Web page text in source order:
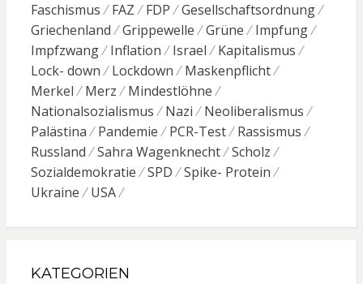
Faschismus
FAZ FDP
Gesellschaftsordnung
Griechenland
Grippewelle Grüne
Impfung
Impfzwang
Inflation Israel
Kapitalismus
Lock- down
Lockdown
Maskenpflicht
Merkel
Merz
Mindestlöhne
Nationalsozialismus
Nazi
Neoliberalismus
Palästina
Pandemie PCR-Test
Rassismus
Russland
Sahra Wagenknecht
Scholz
Sozialdemokratie
SPD
Spike- Protein
Ukraine
USA
KATEGORIEN